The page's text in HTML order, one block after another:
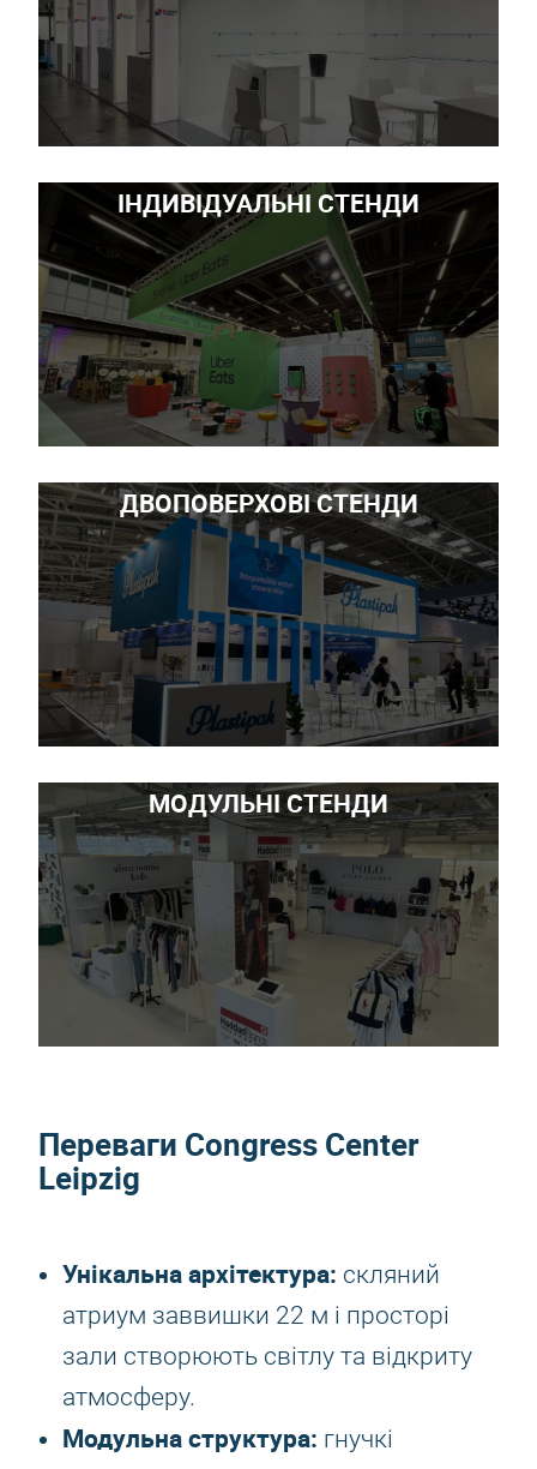
ІНДИВІДУАЛЬНІ СТЕНДИ
ДВОПОВЕРХОВІ СТЕНДИ
МОДУЛЬНІ СТЕНДИ
Переваги Congress Center
Leipzig
Унікальна архітектура: скляний
атриум заввишки 22 м і просторі
зали створюють світлу та відкриту
атмосферу.
Модульна структура: гнучкі